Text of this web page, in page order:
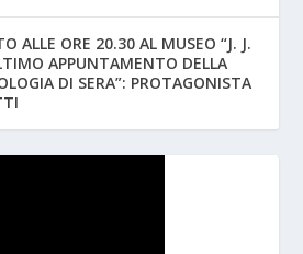
ALLE ORE 20.30 AL MUSEO “J. J.
APPUNTAMENTO DELLA
DI SERA”: PROTAGONISTA